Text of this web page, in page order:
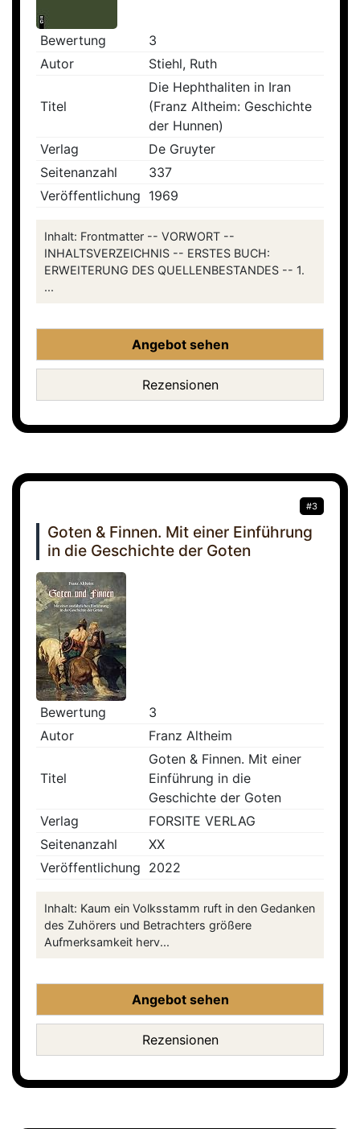
Bewertung
3
Autor
Stiehl, Ruth
Titel
Die Hephthaliten in Iran
(Franz Altheim: Geschichte
der Hunnen)
Verlag
De Gruyter
Seitenanzahl
337
Veröffentlichung 1969
Inhalt: Frontmatter -- VORWORT --
INHALTSVERZEICHNIS -- ERSTES BUCH:
ERWEITERUNG DES QUELLENBESTANDES -- 1.
...
Angebot sehen
Rezensionen
#3
Goten & Finnen. Mit einer Einführung
in die Geschichte der Goten
Bewertung
3
Autor
Franz Altheim
Titel
Goten & Finnen. Mit einer
Einführung in die
Geschichte der Goten
Verlag
FORSITE VERLAG
Seitenanzahl
XX
Veröffentlichung 2022
Inhalt: Kaum ein Volksstamm ruft in den Gedanken
des Zuhörers und Betrachters größere
Aufmerksamkeit herv...
Angebot sehen
Rezensionen